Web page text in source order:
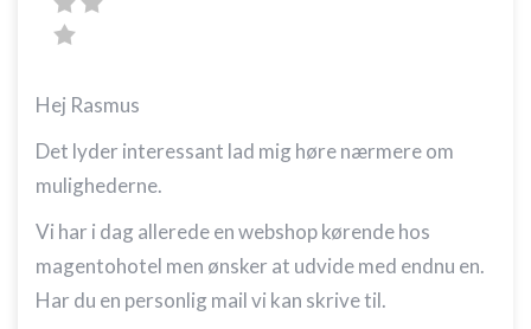
Hej Rasmus
Det lyder interessant lad mig høre nærmere om
mulighederne.
Vi har i dag allerede en webshop kørende hos
magentohotel men ønsker at udvide med endnu en.
Har du en personlig mail vi kan skrive til.